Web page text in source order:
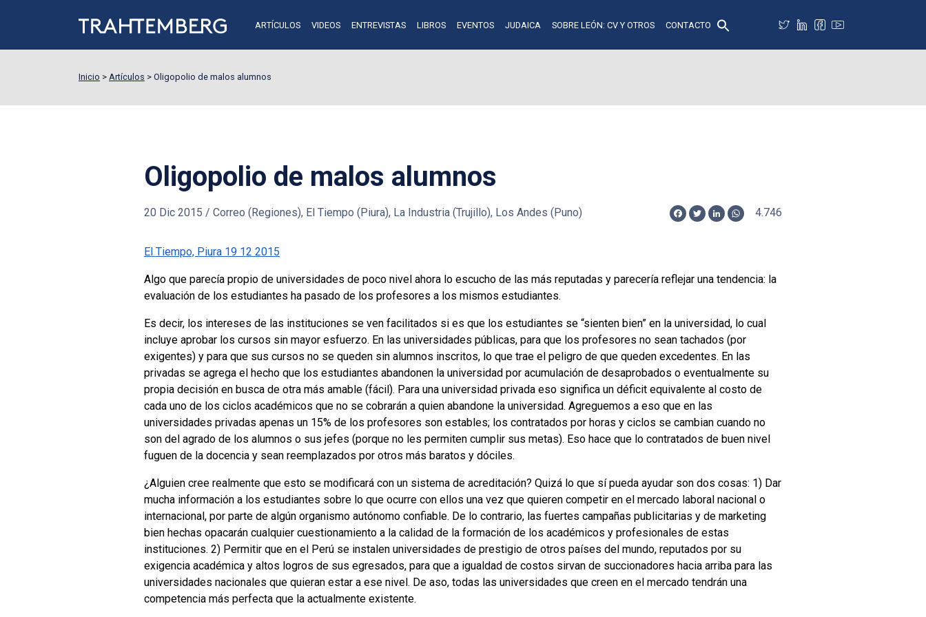
ARTÍCULOS VIDEOS ENTREVISTAS LIBROS EVENTOS JUDAICA SOBRE LEÓN: CV Y OTROS CONTACTO
Inicio > Artículos > Oligopolio de malos alumnos
Oligopolio de malos alumnos
20 Dic 2015 / Correo (Regiones), El Tiempo (Piura), La Industria (Trujillo), Los Andes (Puno)
Facebook
TwitterLinkedInWhatsApp
4.746
El Tiempo, Piura 19 12 2015
Algo que parecía propio de universidades de poco nivel ahora lo escucho de las más reputadas y parecería reflejar una tendencia: la
evaluación de los estudiantes ha pasado de los profesores a los mismos estudiantes.
Es decir, los intereses de las instituciones se ven facilitados si es que los estudiantes se “sienten bien” en la universidad, lo cual
incluye aprobar los cursos sin mayor esfuerzo. En las universidades públicas, para que los profesores no sean tachados (por
exigentes) y para que sus cursos no se queden sin alumnos inscritos, lo que trae el peligro de que queden excedentes. En las
privadas se agrega el hecho que los estudiantes abandonen la universidad por acumulación de desaprobados o eventualmente su
propia decisión en busca de otra más amable (fácil). Para una universidad privada eso significa un déficit equivalente al costo de
cada uno de los ciclos académicos que no se cobrarán a quien abandone la universidad. Agreguemos a eso que en las
universidades privadas apenas un 15% de los profesores son estables; los contratados por horas y ciclos se cambian cuando no
son del agrado de los alumnos o sus jefes (porque no les permiten cumplir sus metas). Eso hace que lo contratados de buen nivel
fuguen de la docencia y sean reemplazados por otros más baratos y dóciles.
¿Alguien cree realmente que esto se modificará con un sistema de acreditación? Quizá lo que sí pueda ayudar son dos cosas: 1) Dar
mucha información a los estudiantes sobre lo que ocurre con ellos una vez que quieren competir en el mercado laboral nacional o
internacional, por parte de algún organismo autónomo confiable. De lo contrario, las fuertes campañas publicitarias y de marketing
bien hechas opacarán cualquier cuestionamiento a la calidad de la formación de los académicos y profesionales de estas
instituciones. 2) Permitir que en el Perú se instalen universidades de prestigio de otros países del mundo, reputados por su
exigencia académica y altos logros de sus egresados, para que a igualdad de costos sirvan de succionadores hacia arriba para las
universidades nacionales que quieran estar a ese nivel. De aso, todas las universidades que creen en el mercado tendrán una
competencia más perfecta que la actualmente existente.